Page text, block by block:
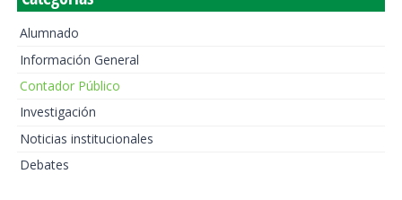
Alumnado
Información General
Contador Público
Investigación
Noticias institucionales
Debates